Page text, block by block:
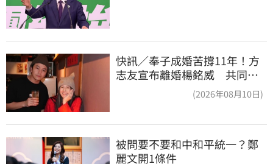
快訊／奉子成婚苦撐11年！方
志友宣布離婚楊銘威 共同聲
(2026年08月10日)
被問要不要和中和平統一？鄭
麗文開1條件